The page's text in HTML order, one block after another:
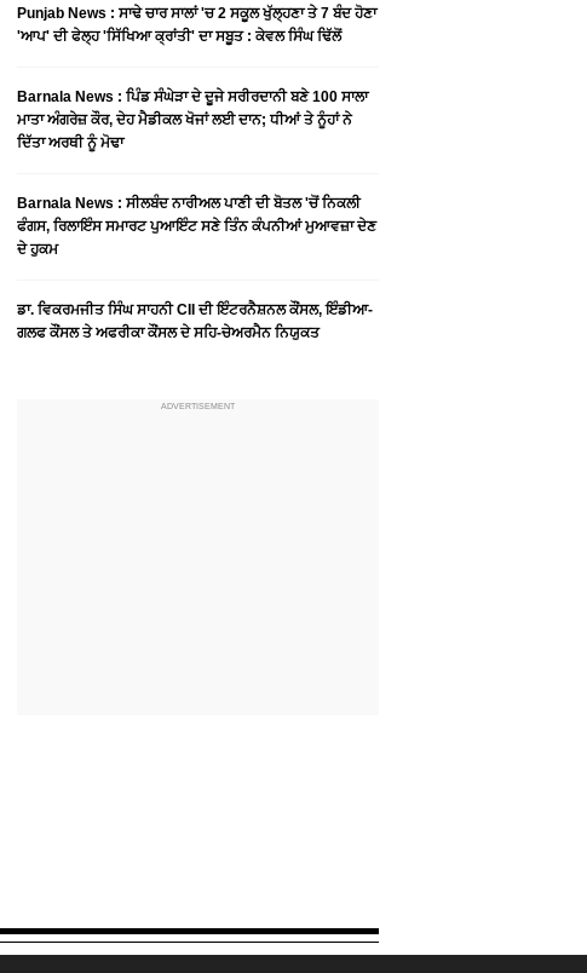
Punjab News : ਸਾਢੇ ਚਾਰ ਸਾਲਾਂ 'ਚ 2 ਸਕੂਲ ਖੁੱਲ੍ਹਣਾ ਤੇ 7 ਬੰਦ ਹੋਣਾ
'ਆਪ' ਦੀ ਫੇਲ੍ਹ 'ਸਿੱਖਿਆ ਕ੍ਰਾਂਤੀ' ਦਾ ਸਬੂਤ : ਕੇਵਲ ਸਿੰਘ ਢਿੱਲੋਂ
Barnala News : ਪਿੰਡ ਸੰਘੇੜਾ ਦੇ ਦੂਜੇ ਸਰੀਰਦਾਨੀ ਬਣੇ 100 ਸਾਲਾ
ਮਾਤਾ ਅੰਗਰੇਜ਼ ਕੌਰ, ਦੇਹ ਮੈਡੀਕਲ ਖੋਜਾਂ ਲਈ ਦਾਨ; ਧੀਆਂ ਤੇ ਨੂੰਹਾਂ ਨੇ
ਦਿੱਤਾ ਅਰਥੀ ਨੂੰ ਮੋਢਾ
Barnala News : ​ਸੀਲਬੰਦ ਨਾਰੀਅਲ ਪਾਣੀ ਦੀ ਬੋਤਲ 'ਚੋਂ ਨਿਕਲੀ
ਫੰਗਸ, ਰਿਲਾਇੰਸ ਸਮਾਰਟ ਪੁਆਇੰਟ ਸਣੇ ਤਿੰਨ ਕੰਪਨੀਆਂ ਮੁਆਵਜ਼ਾ ਦੇਣ
ਦੇ ਹੁਕਮ
ਡਾ. ਵਿਕਰਮਜੀਤ ਸਿੰਘ ਸਾਹਨੀ CII ਦੀ ਇੰਟਰਨੈਸ਼ਨਲ ਕੌਂਸਲ, ਇੰਡੀਆ-
ਗਲਫ ਕੌਂਸਲ ਤੇ ਅਫਰੀਕਾ ਕੌਂਸਲ ਦੇ ਸਹਿ-ਚੇਅਰਮੈਨ ਨਿਯੁਕਤ